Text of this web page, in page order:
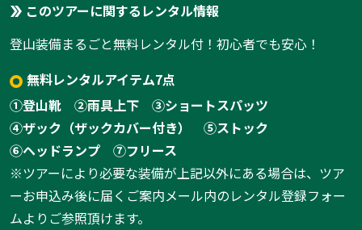
このツアーに関するレンタル情報
登山装備まるごと無料レンタル付！初心者でも安心！
無料レンタルアイテム7点
①登山靴
②雨具上下
③ショートスパッツ
④ザック（ザックカバー付き）
⑤ストック
⑥ヘッドランプ
⑦フリース
※ツアーにより必要な装備が上記以外にある場合は、ツア
ーお申込み後に届くご案内メール内のレンタル登録フォー
ムよりご参照頂けます。